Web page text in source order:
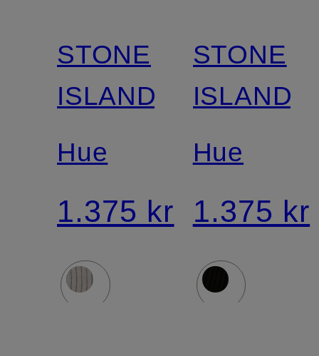
STONE
ISLAND
Hue
1.375 kr
STONE
ISLAND
Hue
1.375 kr